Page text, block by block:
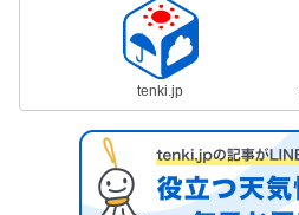
tenki.jp